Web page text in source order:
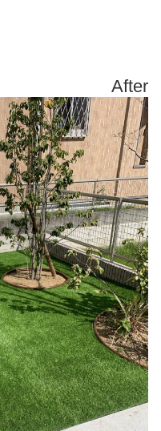
After